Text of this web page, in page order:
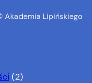
Akademia Lipińskiego
(2)